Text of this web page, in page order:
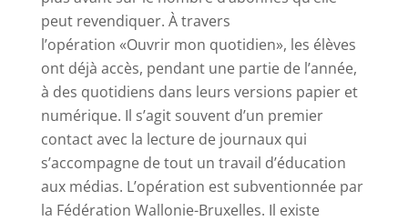
peut revendiquer. À travers
l’opération «Ouvrirmon quotidien», les élèves
ont déjà accès, pendant une partie de l’année,
à des quotidiens dans leurs versions papier et
numérique. Il s’agit souvent d’un premier
contact avec la lecture de journaux qui
s’accompagne de tout un travail d’éducation
aux médias. L’opération est subventionnée par
la Fédération Wallonie-Bruxelles. Il existe